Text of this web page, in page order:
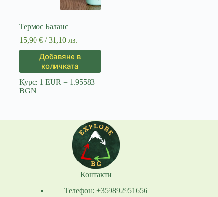
Термос Баланс
15,90 € / 31,10 лв.
Добавяне в
количката
Курс: 1 EUR = 1.95583
BGN
Контакти
Телефон: +359892951656